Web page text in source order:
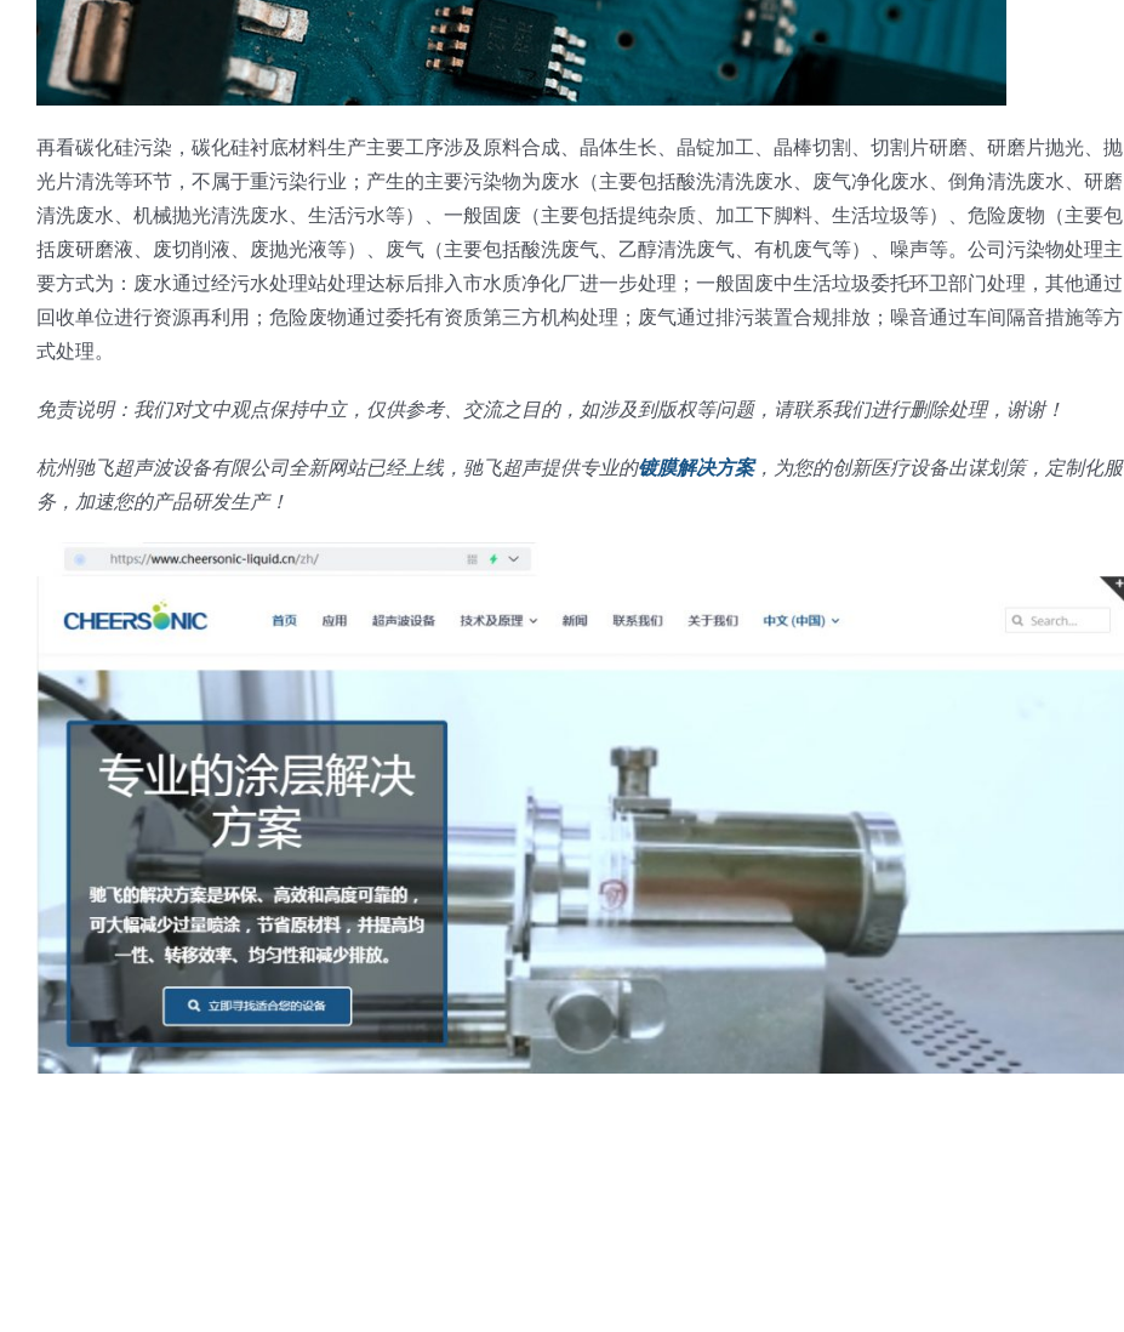
再看碳化硅污染，碳化硅衬底材料生产主要工序涉及原料合成、晶体生长、晶锭加工、晶棒切割、切割片研磨、研磨片抛光、抛
光片清洗等环节，不属于重污染行业；产生的主要污染物为废水（主要包括酸洗清洗废水、废气净化废水、倒角清洗废水、研磨
清洗废水、机械抛光清洗废水、生活污水等）、一般固废（主要包括提纯杂质、加工下脚料、生活垃圾等）、危险废物（主要包
括废研磨液、废切削液、废抛光液等）、废气（主要包括酸洗废气、乙醇清洗废气、有机废气等）、噪声等。公司污染物处理主
要方式为：废水通过经污水处理站处理达标后排入市水质净化厂进一步处理；一般固废中生活垃圾委托环卫部门处理，其他通过
回收单位进行资源再利用；危险废物通过委托有资质第三方机构处理；废气通过排污装置合规排放；噪音通过车间隔音措施等方
式处理。
免责说明：我们对文中观点保持中立，仅供参考、交流之目的，如涉及到版权等问题，请联系我们进行删除处理，谢谢！
杭州驰飞超声波设备有限公司全新网站已经上线，驰飞超声提供专业的镀膜解决方案，为您的创新医疗设备出谋划策，定制化服
务，加速您的产品研发生产！